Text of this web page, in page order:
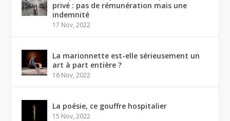
privé : pas de rémunération mais une
indemnité
17 Nov, 2022
La marionnette est-elle sérieusement un
art à part entière ?
16 Nov, 2022
La poésie, ce gouffre hospitalier
15 Nov, 2022